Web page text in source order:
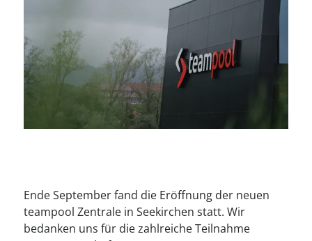
Ende September fand die Eröffnung der neuen
teampool Zentrale in Seekirchen statt. Wir
bedanken uns für die zahlreiche Teilnahme